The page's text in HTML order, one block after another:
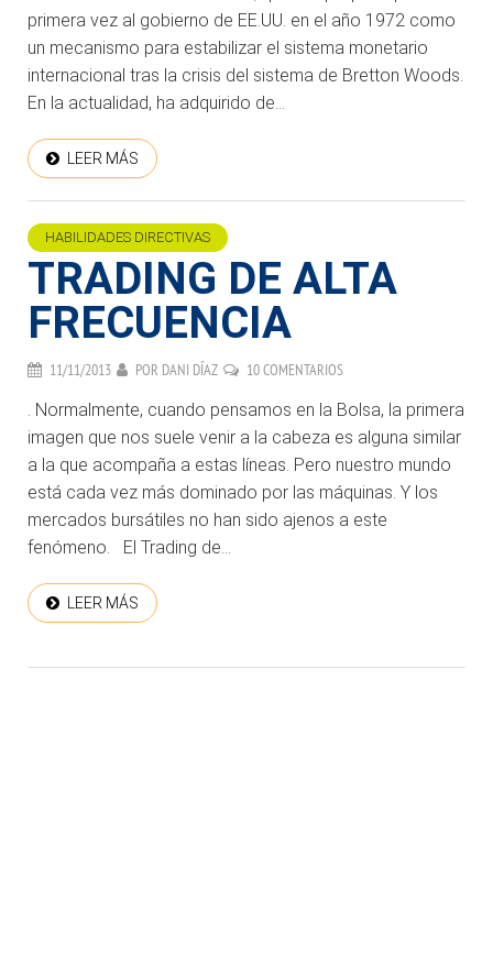
primera vez al gobierno de EE.UU. en el año 1972 como
un mecanismo para estabilizar el sistema monetario
internacional tras la crisis del sistema de Bretton Woods.
En la actualidad, ha adquirido de...
LEER MÁS
HABILIDADES DIRECTIVAS
TRADING DE ALTA
FRECUENCIA
11/11/2013 POR DANI DÍAZ 10 COMENTARIOS
. Normalmente, cuando pensamos en la Bolsa, la primera
imagen que nos suele venir a la cabeza es alguna similar
a la que acompaña a estas líneas. Pero nuestro mundo
está cada vez más dominado por las máquinas. Y los
mercados bursátiles no han sido ajenos a este
fenómeno. El Trading de...
LEER MÁS